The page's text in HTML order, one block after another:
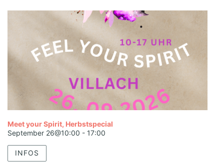
Meet your Spirit, Herbstspecial
September 26@10:00 - 17:00
INFOS